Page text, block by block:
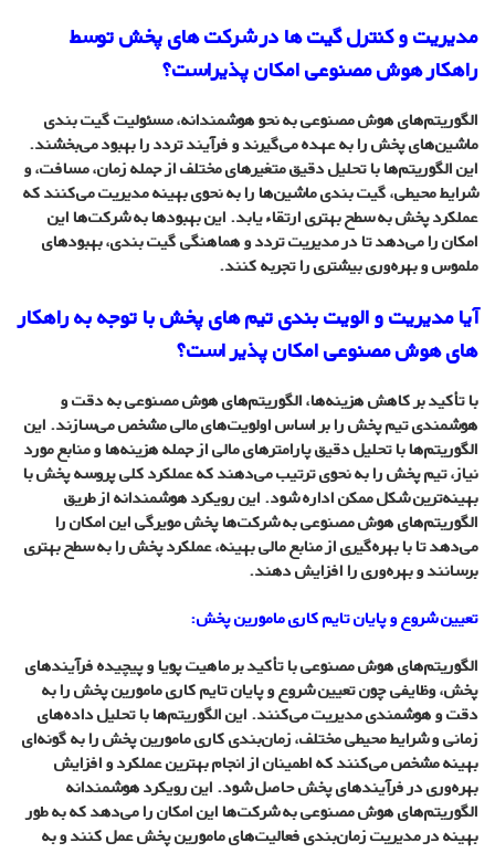
مدیریت و کنترل گیت ها در شرکت های پخش توسط
راهکار هوش مصنوعی امکان پذیراست؟
الگوریتم‌های هوش مصنوعی به نحو هوشمندانه، مسئولیت گیت بندی
ماشین‌های پخش را به عهده می‌گیرند و فرآیند تردد را بهبود می‌بخشند.
این الگوریتم‌ها با تحلیل دقیق متغیرهای مختلف از جمله زمان، مسافت، و
شرایط محیطی، گیت بندی ماشین‌ها را به نحوی بهینه مدیریت می‌کنند که
عملکرد پخش به سطح بهتری ارتقاء یابد. این بهبودها به شرکت‌ها این
امکان را می‌دهد تا در مدیریت تردد و هماهنگی گیت بندی، بهبودهای
ملموس و بهره‌وری بیشتری را تجربه کنند.
آیا مدیریت و الویت بندی تیم های پخش با توجه به راهکار
های هوش مصنوعی امکان پذیر است؟
با تأکید بر کاهش هزینه‌ها، الگوریتم‌های هوش مصنوعی به دقت و
هوشمندی تیم پخش را بر اساس اولویت‌های مالی مشخص می‌سازند. این
الگوریتم‌ها با تحلیل دقیق پارامترهای مالی از جمله هزینه‌ها و منابع مورد
نیاز، تیم پخش را به نحوی ترتیب می‌دهند که عملکرد کلی پروسه پخش با
بهینه‌ترین شکل ممکن اداره شود. این رویکرد هوشمندانه از طریق
الگوریتم‌های هوش مصنوعی به شرکت‌ها پخش مویرگی این امکان را
می‌دهد تا با بهره‌گیری از منابع مالی بهینه، عملکرد پخش را به سطح بهتری
برسانند و بهره‌وری را افزایش دهند.
تعیین شروع و پایان تایم کاری مامورین پخش:
الگوریتم‌های هوش مصنوعی با تأکید بر ماهیت پویا و پیچیده فرآیندهای
پخش، وظایفی چون تعیین شروع و پایان تایم کاری مامورین پخش را به
دقت و هوشمندی مدیریت می‌کنند. این الگوریتم‌ها با تحلیل داده‌های
زمانی و شرایط محیطی مختلف، زمان‌بندی کاری مامورین پخش را به گونه‌ای
بهینه مشخص می‌کنند که اطمینان از انجام بهترین عملکرد و افزایش
بهره‌وری در فرآیندهای پخش حاصل شود. این رویکرد هوشمندانه
الگوریتم‌های هوش مصنوعی به شرکت‌ها این امکان را می‌دهد که به طور
بهینه در مدیریت زمان‌بندی فعالیت‌های مامورین پخش عمل کنند و به